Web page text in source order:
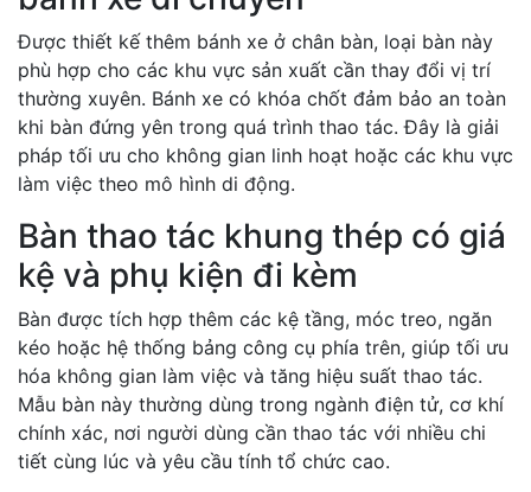
Được thiết kế thêm bánh xe ở chân bàn, loại bàn này
phù hợp cho các khu vực sản xuất cần thay đổi vị trí
thường xuyên. Bánh xe có khóa chốt đảm bảo an toàn
khi bàn đứng yên trong quá trình thao tác. Đây là giải
pháp tối ưu cho không gian linh hoạt hoặc các khu vực
làm việc theo mô hình di động.
Bàn thao tác khung thép có giá
kệ và phụ kiện đi kèm
Bàn được tích hợp thêm các kệ tầng, móc treo, ngăn
kéo hoặc hệ thống bảng công cụ phía trên, giúp tối ưu
hóa không gian làm việc và tăng hiệu suất thao tác.
Mẫu bàn này thường dùng trong ngành điện tử, cơ khí
chính xác, nơi người dùng cần thao tác với nhiều chi
tiết cùng lúc và yêu cầu tính tổ chức cao.